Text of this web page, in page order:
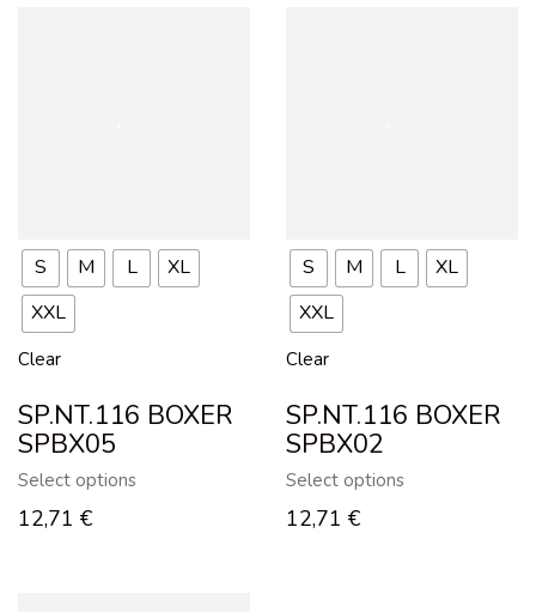
S M L
XL
XXL
Clear
SP.NT.116 BOXER
SPBX05
Select options
12,71 €
S M L
XL
XXL
Clear
SP.NT.116 BOXER
SPBX02
Select options
12,71 €